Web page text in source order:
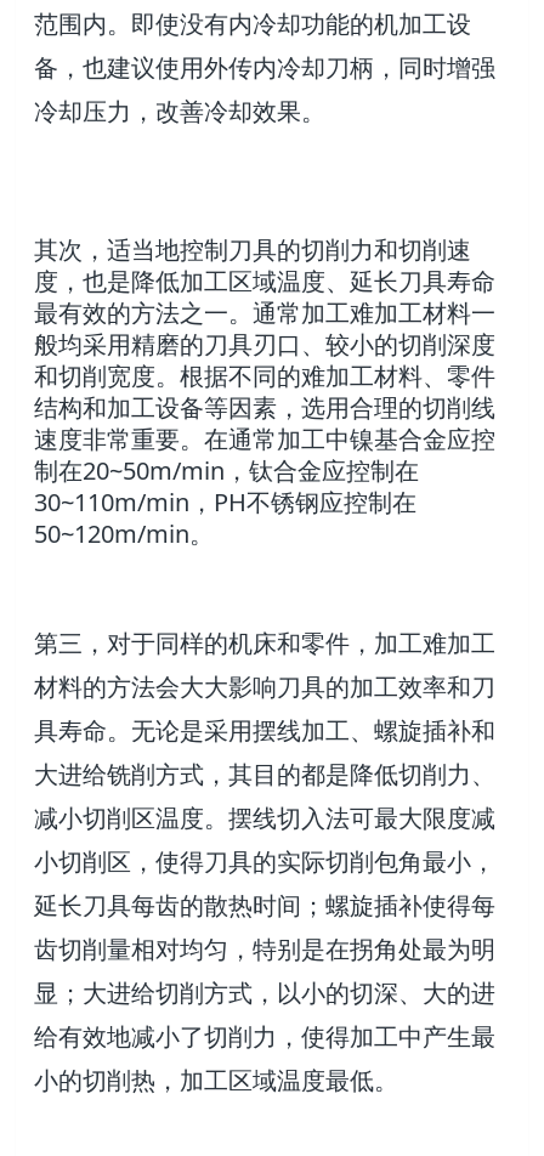
范围内。即使没有内冷却功能的机加工设
备，也建议使用外传内冷却刀柄，同时增强
冷却压力，改善冷却效果。
其次，适当地控制刀具的切削力和切削速
度，也是降低加工区域温度、延长刀具寿命
最有效的方法之一。通常加工难加工材料一
般均采用精磨的刀具刃口、较小的切削深度
和切削宽度。根据不同的难加工材料、零件
结构和加工设备等因素，选用合理的切削线
速度非常重要。在通常加工中镍基合金应控
制在20~50m/min，钛合金应控制在
30~110m/min，PH不锈钢应控制在
50~120m/min。
第三，对于同样的机床和零件，加工难加工
材料的方法会大大影响刀具的加工效率和刀
具寿命。无论是采用摆线加工、螺旋插补和
大进给铣削方式，其目的都是降低切削力、
减小切削区温度。摆线切入法可最大限度减
小切削区，使得刀具的实际切削包角最小，
延长刀具每齿的散热时间；螺旋插补使得每
齿切削量相对均匀，特别是在拐角处最为明
显；大进给切削方式，以小的切深、大的进
给有效地减小了切削力，使得加工中产生最
小的切削热，加工区域温度最低。